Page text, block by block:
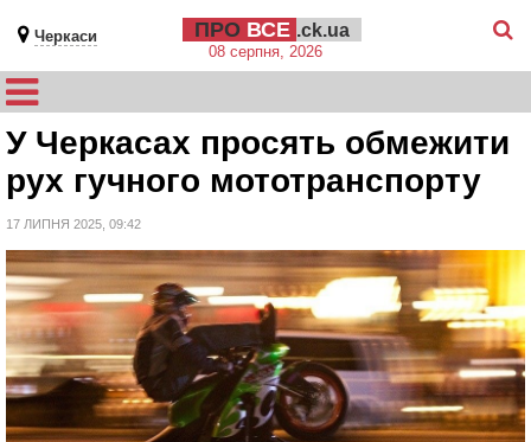
Черкаси ПРО ВСЕ .ck.ua
08 серпня, 2026
У Черкасах просять обмежити
рух гучного мототранспорту
17 ЛИПНЯ 2025, 09:42